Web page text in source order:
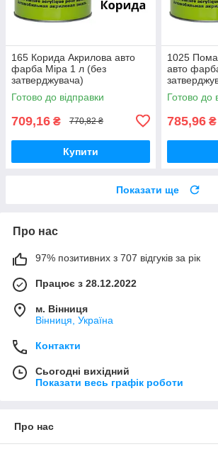
165 Корида Акрилова авто
фарба Mipa 1 л (без
затверджувача)
Готово до відправки
709,16 ₴ 770,82 ₴
Купити
1025
авто
Готово до
785,96 ₴
Показати ще
Про нас
97% позитивних з 707 відгуків за рік
Працює з 28.12.2022
м. Вінниця
Вінниця, Україна
Контакти
Сьогодні вихідний
Показати весь графік роботи
Про нас